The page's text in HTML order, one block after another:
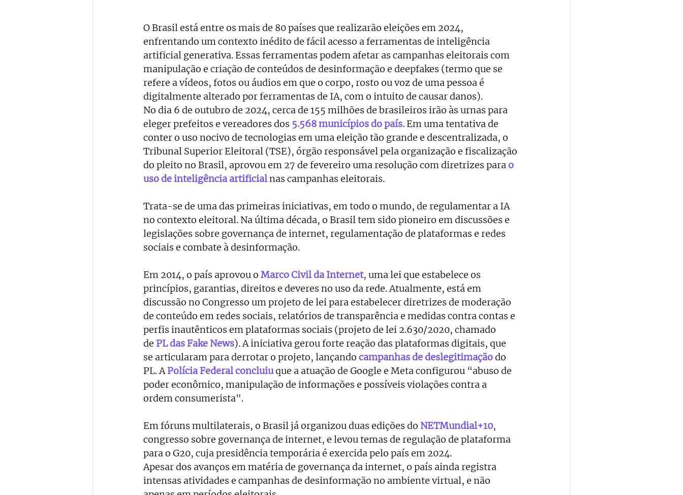
O Brasil está entre os mais de 80 países que realizarão eleições em 2024,
enfrentando um contexto inédito de fácil acesso a ferramentas de inteligência
artificial generativa. Essas ferramentas podem afetar as campanhas eleitorais com
manipulação e criação de conteúdos de desinformação e deepfakes (termo que se
refere a vídeos, fotos ou áudios em que o corpo, rosto ou voz de uma pessoa é
digitalmente alterado por ferramentas de IA, com o intuito de causar danos).
No dia 6 de outubro de 2024, cerca de 155 milhões de brasileiros irão às urnas para
eleger prefeitos e vereadores dos 5.568 municípios do país. Em uma tentativa de
conter o uso nocivo de tecnologias em uma eleição tão grande e descentralizada, o
Tribunal Superior Eleitoral (TSE), órgão responsável pela organização e fiscalização
do pleito no Brasil, aprovou em 27 de fevereiro uma resolução com diretrizes parao
uso de inteligência artificialnas campanhas eleitorais.
Trata-se de uma das primeiras iniciativas, em todo o mundo, de regulamentar a IA
no contexto eleitoral. Na última década, o Brasil tem sido pioneiro em discussões e
legislações sobre governança de internet, regulamentação de plataformas e redes
sociais e combate à desinformação.
Em 2014, o país aprovou o Marco Civil da Internet, uma lei que estabelece os
princípios, garantias, direitos e deveres no uso da rede. Atualmente, está em
discussão no Congresso um projeto de lei para estabelecer diretrizes de moderação
de conteúdo em redes sociais, relatórios de transparência e medidas contra contas e
perfis inautênticos em plataformas sociais (projeto de lei 2.630/2020, chamado
de PL das Fake News). A iniciativa gerou forte reação das plataformas digitais, que
se articularam para derrotar o projeto, lançando campanhas de deslegitimação do
PL. A Polícia Federal concluiu que a atuação de Google e Meta configurou “abuso de
poder econômico, manipulação de informações e possíveis violações contra a
ordem consumerista".
Em fóruns multilaterais, o Brasil já organizou duas edições do NETMundial+10,
congresso sobre governança de internet, e levou temas de regulação de plataforma
para o G20, cuja presidência temporária é exercida pelo país em 2024.
Apesar dos avanços em matéria de governança da internet, o país ainda registra
intensas atividades e campanhas de desinformação no ambiente virtual, e não